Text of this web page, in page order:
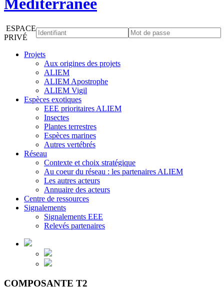
ESPACE
PRIVÉ
Projets
Aux origines des projets
ALIEM
ALIEM Apostrophe
ALIEM Vigil
Espèces exotiques
EEE prioritaires ALIEM
Insectes
Plantes terrestres
Espèces marines
Autres vertébrés
Réseau
Contexte et choix stratégique
Au coeur du réseau : les partenaires ALIEM
Les autres acteurs
Annuaire des acteurs
Centre de ressources
Signalements
Signalements EEE
Relevés partenaires
COMPOSANTE T2